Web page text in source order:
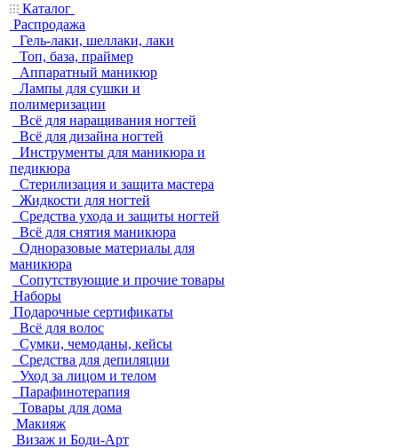
Каталог
Распродажа
Гель-лаки, шеллаки, лаки
Топ, база, праймер
Аппаратный маникюр
Лампы для сушки и
полимеризации
Всё для наращивания ногтей
Всё для дизайна ногтей
Инструменты для маникюра и
педикюра
Стерилизация и защита мастера
Жидкости для ногтей
Средства ухода и защиты ногтей
Всё для снятия маникюра
Одноразовые материалы для
маникюра
Сопутствующие и прочие товары
Наборы
Подарочные сертификаты
Всё для волос
Сумки, чемоданы, кейсы
Средства для депиляции
Уход за лицом и телом
Парафинотерапия
Товары для дома
Макияж
Визаж и Боди-Арт